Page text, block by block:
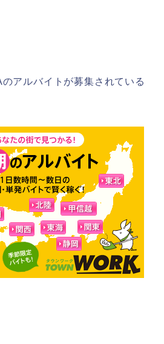
アルバイトが募集されている